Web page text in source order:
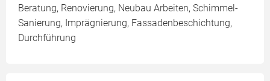
Beratung, Renovierung, Neubau Arbeiten, Schimmel-
Sanierung, Imprägnierung, Fassadenbeschichtung,
Durchführung